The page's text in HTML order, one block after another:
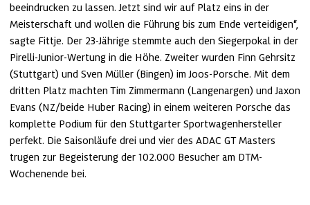
beeindrucken zu lassen. Jetzt sind wir auf Platz eins in der
Meisterschaft und wollen die Führung bis zum Ende verteidigen“,
sagte Fittje. Der 23-Jährige stemmte auch den Siegerpokal in der
Pirelli-Junior-Wertung in die Höhe. Zweiter wurden Finn Gehrsitz
(Stuttgart) und Sven Müller (Bingen) im Joos-Porsche. Mit dem
dritten Platz machten Tim Zimmermann (Langenargen) und Jaxon
Evans (NZ/beide Huber Racing) in einem weiteren Porsche das
komplette Podium für den Stuttgarter Sportwagenhersteller
perfekt. Die Saisonläufe drei und vier des ADAC GT Masters
trugen zur Begeisterung der 102.000 Besucher am DTM-
Wochenende bei.